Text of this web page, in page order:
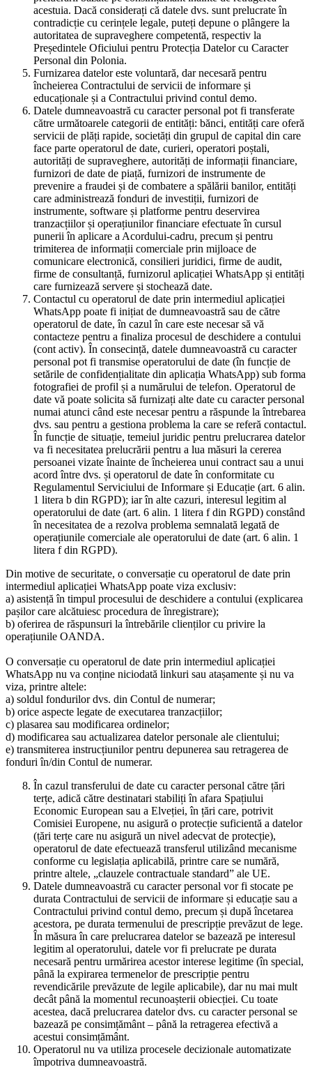
acestuia. Dacă considerați că datele dvs. sunt prelucrate în
contradicție cu cerințele legale, puteți depune o plângere la
autoritatea de supraveghere competentă, respectiv la
Președintele Oficiului pentru Protecția Datelor cu Caracter
Personal din Polonia.
Furnizarea datelor este voluntară, dar necesară pentru
încheierea Contractului de servicii de informare și
educaționale și a Contractului privind contul demo.
Datele dumneavoastră cu caracter personal pot fi transferate
către următoarele categorii de entități: bănci, entități care oferă
servicii de plăți rapide, societăți din grupul de capital din care
face parte operatorul de date, curieri, operatori poștali,
autorități de supraveghere, autorități de informații financiare,
furnizori de date de piață, furnizori de instrumente de
prevenire a fraudei și de combatere a spălării banilor, entități
care administrează fonduri de investiții, furnizori de
instrumente, software și platforme pentru deservirea
tranzacțiilor și operațiunilor financiare efectuate în cursul
punerii în aplicare a Acordului-cadru, precum și pentru
trimiterea de informații comerciale prin mijloace de
comunicare electronică, consilieri juridici, firme de audit,
firme de consultanță, furnizorul aplicației WhatsApp și entități
care furnizează servere și stochează date.
Contactul cu operatorul de date prin intermediul aplicației
WhatsApp poate fi inițiat de dumneavoastră sau de către
operatorul de date, în cazul în care este necesar să vă
contacteze pentru a finaliza procesul de deschidere a contului
(cont activ). În consecință, datele dumneavoastră cu caracter
personal pot fi transmise operatorului de date (în funcție de
setările de confidențialitate din aplicația WhatsApp) sub forma
fotografiei de profil și a numărului de telefon. Operatorul de
date vă poate solicita să furnizați alte date cu caracter personal
numai atunci când este necesar pentru a răspunde la întrebarea
dvs. sau pentru a gestiona problema la care se referă contactul.
În funcție de situație, temeiul juridic pentru prelucrarea datelor
va fi necesitatea prelucrării pentru a lua măsuri la cererea
persoanei vizate înainte de încheierea unui contract sau a unui
acord între dvs. și operatorul de date în conformitate cu
Regulamentul Serviciului de Informare și Educație (art. 6 alin.
1 litera b din RGPD); iar în alte cazuri, interesul legitim al
operatorului de date (art. 6 alin. 1 litera f din RGPD) constând
în necesitatea de a rezolva problema semnalată legată de
operațiunile comerciale ale operatorului de date (art. 6 alin. 1
litera f din RGPD).
Din motive de securitate, o conversație cu operatorul de date prin
intermediul aplicației WhatsApp poate viza exclusiv:
a) asistență în timpul procesului de deschidere a contului (explicarea
pașilor care alcătuiesc procedura de înregistrare);
b) oferirea de răspunsuri la întrebările clienților cu privire la
operațiunile OANDA.
O conversație cu operatorul de date prin intermediul aplicației
WhatsApp nu va conține niciodată linkuri sau atașamente și nu va
viza, printre altele:
a) soldul fondurilor dvs. din Contul de numerar;
b) orice aspecte legate de executarea tranzacțiilor;
c) plasarea sau modificarea ordinelor;
d) modificarea sau actualizarea datelor personale ale clientului;
e) transmiterea instrucțiunilor pentru depunerea sau retragerea de
fonduri în/din Contul de numerar.
În cazul transferului de date cu caracter personal către țări
terțe, adică către destinatari stabiliți în afara Spațiului
Economic European sau a Elveției, în țări care, potrivit
Comisiei Europene, nu asigură o protecție suficientă a datelor
(țări terțe care nu asigură un nivel adecvat de protecție),
operatorul de date efectuează transferul utilizând mecanisme
conforme cu legislația aplicabilă, printre care se numără,
printre altele, „clauzele contractuale standard” ale UE.
Datele dumneavoastră cu caracter personal vor fi stocate pe
durata Contractului de servicii de informare și educație sau a
Contractului privind contul demo, precum și după încetarea
acestora, pe durata termenului de prescripție prevăzut de lege.
În măsura în care prelucrarea datelor se bazează pe interesul
legitim al operatorului, datele vor fi prelucrate pe durata
necesară pentru urmărirea acestor interese legitime (în special,
până la expirarea termenelor de prescripție pentru
revendicările prevăzute de legile aplicabile), dar nu mai mult
decât până la momentul recunoașterii obiecției. Cu toate
acestea, dacă prelucrarea datelor dvs. cu caracter personal se
bazează pe consimțământ – până la retragerea efectivă a
acestui consimțământ.
Operatorul nu va utiliza procesele decizionale automatizate
împotriva dumneavoastră.